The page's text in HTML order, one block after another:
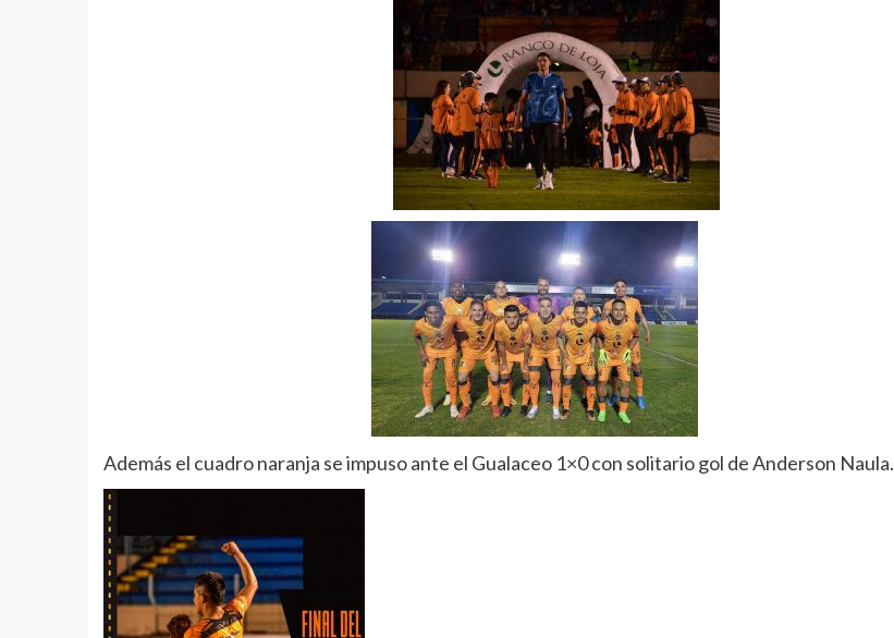
Además el cuadro naranja se impuso ante el Gualaceo 1×0 con solitario gol de Anderson Naula.